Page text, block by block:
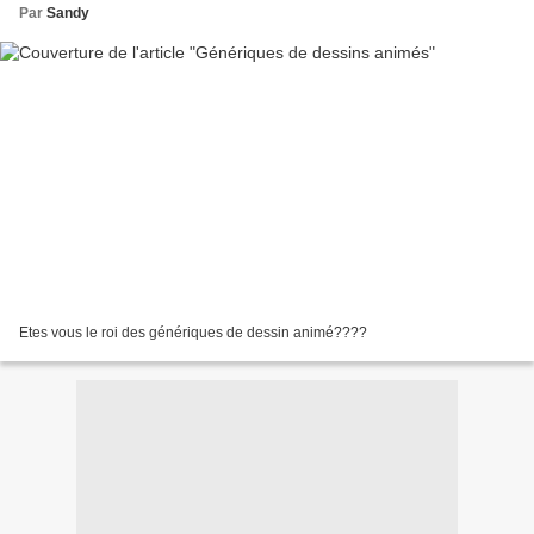
Par Sandy
Etes vous le roi des génériques de dessin animé????